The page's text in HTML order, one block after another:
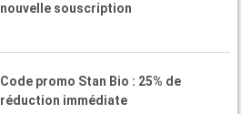
nouvelle souscription
Code promo Stan Bio : 25% de
réduction immédiate